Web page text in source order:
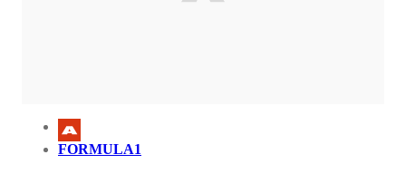
FORMULA1